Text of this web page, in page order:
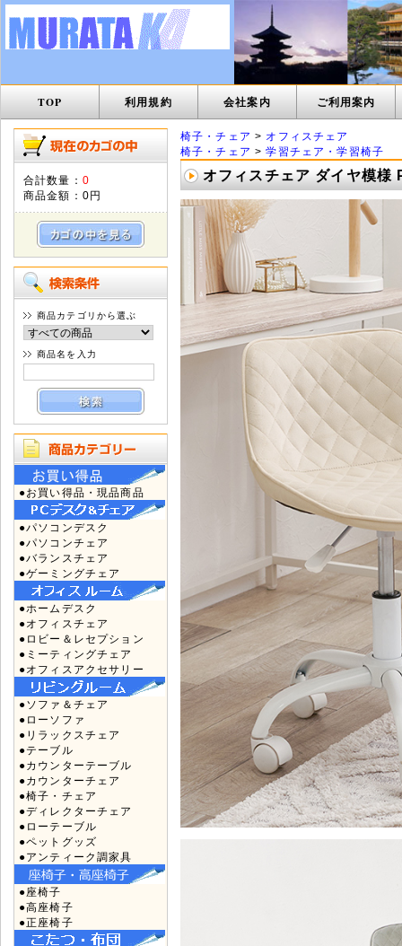
TOP 利用規約 会社案内 ご利用案内
合計数量： 0
商品金額： 0円
商品カテゴリから選ぶ
商品名を入力
●お買い得品・現品商品
●パソコンデスク
●パソコンチェア
●バランスチェア
●ゲーミングチェア
●ホームデスク
●オフィスチェア
●ロビー＆レセプション
●ミーティングチェア
●オフィスアクセサリー
●ソファ＆チェア
●ローソファ
●リラックスチェア
●テーブル
●カウンターテーブル
●カウンターチェア
●椅子・チェア
●ディレクターチェア
●ローテーブル
●ペットグッズ
●アンティーク調家具
●座椅子
●高座椅子
●正座椅子
椅子・チェア > オフィスチェア
椅子・チェア >学習チェア・学習椅子
オフィスチェア ダイヤ模